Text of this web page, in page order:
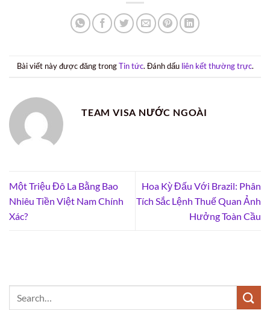
Bài viết này được đăng trongTin tức. Đánh dấu liên kết thường trực.
TEAM VISA NƯỚC NGOÀI
Một Triệu Đô La Bằng Bao
Nhiêu Tiền Việt Nam Chính
Xác?
Hoa Kỳ Đấu Với Brazil: Phân
Tích Sắc Lệnh Thuế Quan Ảnh
Hưởng Toàn Cầu